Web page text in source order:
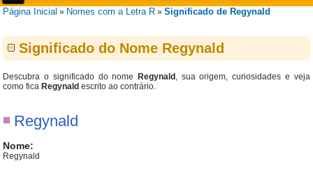
Página Inicial » Nomes com a Letra R »Significado de Regynald
Significado do Nome Regynald
Descubra o significado do nome Regynald , sua origem, curiosidades e veja
como fica Regynald escrito ao contrário.
Regynald
Nome:
Regynald